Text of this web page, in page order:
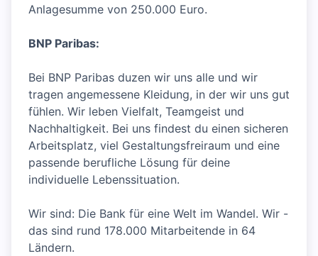
Anlagesumme von 250.000 Euro.
BNP Paribas:
Bei BNP Paribas duzen wir uns alle und wir
tragen angemessene Kleidung, in der wir uns gut
fühlen. Wir leben Vielfalt, Teamgeist und
Nachhaltigkeit. Bei uns findest du einen sicheren
Arbeitsplatz, viel Gestaltungsfreiraum und eine
passende berufliche Lösung für deine
individuelle Lebenssituation.
Wir sind: Die Bank für eine Welt im Wandel. Wir -
das sind rund 178.000 Mitarbeitende in 64
Ländern.